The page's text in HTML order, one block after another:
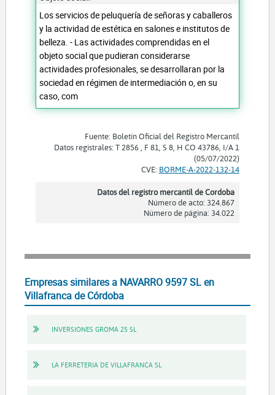
Los servicios de peluquería de señoras y caballeros
y la actividad de estética en salones e institutos de
belleza. - Las actividades comprendidas en el
objeto social que pudieran considerarse
actividades profesionales, se desarrollaran por la
sociedad en régimen de intermediación o, en su
caso, com
Fuente: Boletín Oficial del Registro Mercantil
Datos registrales: T 2856 , F 81, S 8, H CO 43786, I/A 1
(05/07/2022)
CVE: BORME-A-2022-132-14
Datos del registro mercantil de Cordoba
Número de acto: 324.867
Número de página: 34.022
Empresas similares a NAVARRO 9597 SL en
Villafranca de Córdoba
INVERSIONES GROMA 25 SL
LA FERRETERIA DE VILLAFRANCA SL